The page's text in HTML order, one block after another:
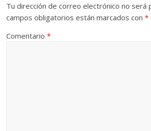
Tu dirección de correo electrónico no será
campos obligatorios están marcados con*
Comentario*